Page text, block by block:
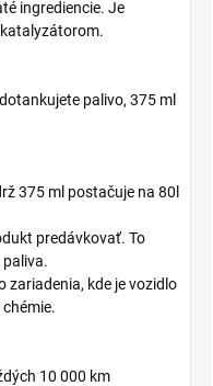
ingrediencie. Je
palivo, 375 ml
375 ml postačuje na 80l
predávkovať. To
kde je vozidlo
10 000 km